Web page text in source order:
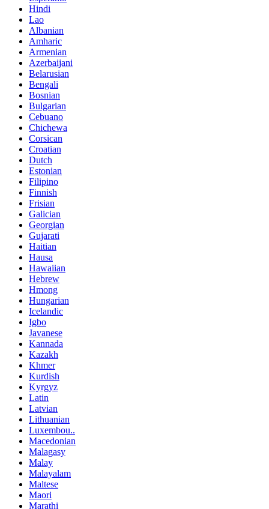
Hindi
Lao
Albanian
Amharic
Armenian
Azerbaijani
Belarusian
Bengali
Bosnian
Bulgarian
Cebuano
Chichewa
Corsican
Croatian
Dutch
Estonian
Filipino
Finnish
Frisian
Galician
Georgian
Gujarati
Haitian
Hausa
Hawaiian
Hebrew
Hmong
Hungarian
Icelandic
Igbo
Javanese
Kannada
Kazakh
Khmer
Kurdish
Kyrgyz
Latin
Latvian
Lithuanian
Luxembou..
Macedonian
Malagasy
Malay
Malayalam
Maltese
Maori
Marathi